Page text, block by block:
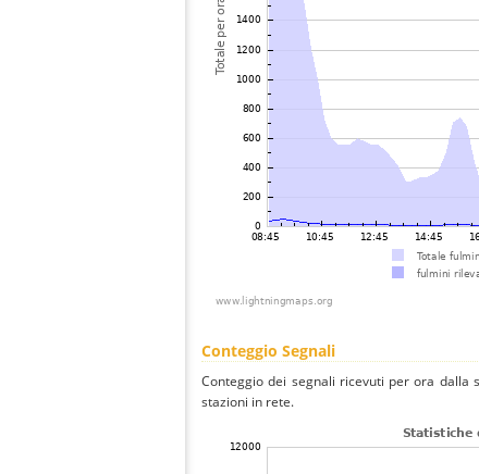
Conteggio Segnali
Conteggio dei segnali ricevuti per ora dalla
stazioni in rete.